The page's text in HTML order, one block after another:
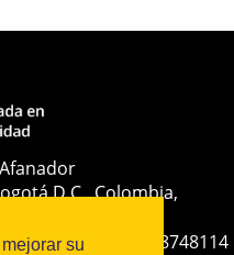
su
D.C., Colombia,
2285 +57 316 8748114